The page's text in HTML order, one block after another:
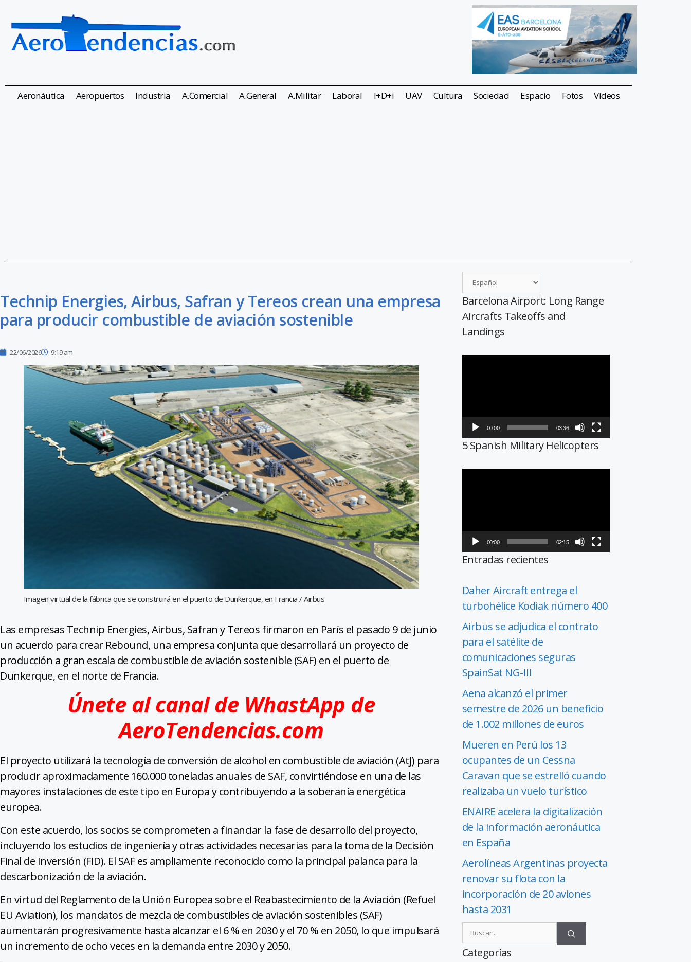
Aeronáutica Aeropuertos Industria A.Comercial A.General A.Militar Laboral I+D+i UAV Cultura Sociedad Espacio Fotos Vídeos
Technip Energies, Airbus, Safran y Tereos crean una empresa
para producir combustible de aviación sostenible
22/06/2026 9:19 am
Imagen virtual de la fábrica que se construirá en el puerto de Dunkerque, en Francia / Airbus
Las empresas Technip Energies, Airbus, Safran y Tereos firmaron en París el pasado 9 de junio
un acuerdo para crear Rebound, una empresa conjunta que desarrollará un proyecto de
producción a gran escala de combustible de aviación sostenible (SAF) en el puerto de
Dunkerque, en el norte de Francia.
Únete al canal de WhastApp de
AeroTendencias.com
El proyecto utilizará la tecnología de conversión de alcohol en combustible de aviación (AtJ) para
producir aproximadamente 160.000 toneladas anuales de SAF, convirtiéndose en una de las
mayores instalaciones de este tipo en Europa y contribuyendo a la soberanía energética
europea.
Con este acuerdo, los socios se comprometen a financiar la fase de desarrollo del proyecto,
incluyendo los estudios de ingeniería y otras actividades necesarias para la toma de la Decisión
Final de Inversión (FID). El SAF es ampliamente reconocido como la principal palanca para la
descarbonización de la aviación.
En virtud del Reglamento de la Unión Europea sobre el Reabastecimiento de la Aviación (Refuel
EU Aviation), los mandatos de mezcla de combustibles de aviación sostenibles (SAF)
aumentarán progresivamente hasta alcanzar el 6 % en 2030 y el 70 % en 2050, lo que impulsará
un incremento de ocho veces en la demanda entre 2030 y 2050.
Barcelona Airport: Long Range
Aircrafts Takeoffs and
Landings
00:00 03:36
5 Spanish Military Helicopters
00:00 02:15
Entradas recientes
Daher Aircraft entrega el
turbohélice Kodiak número 400
Airbus se adjudica el contrato
para el satélite de
comunicaciones seguras
SpainSat NG-III
Aena alcanzó el primer
semestre de 2026 un beneficio
de 1.002 millones de euros
Mueren en Perú los 13
ocupantes de un Cessna
Caravan que se estrelló cuando
realizaba un vuelo turístico
ENAIRE acelera la digitalización
de la información aeronáutica
en España
Aerolíneas Argentinas proyecta
renovar su flota con la
incorporación de 20 aviones
hasta 2031
Categorías